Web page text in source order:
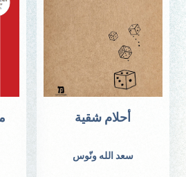
دولة إسرائيل وقبولهن الاجتماعيّ:
وعناق مواسي، وراوية بربارة، وذك
القسم الثاني من الكتاب ترجمات
الأدبية التي نوقشت في المقالات،
أحلام شقية
سعد الله ونّوس